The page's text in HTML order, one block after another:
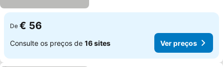
De € 56
Consulte os preços de 16 sites Ver preços